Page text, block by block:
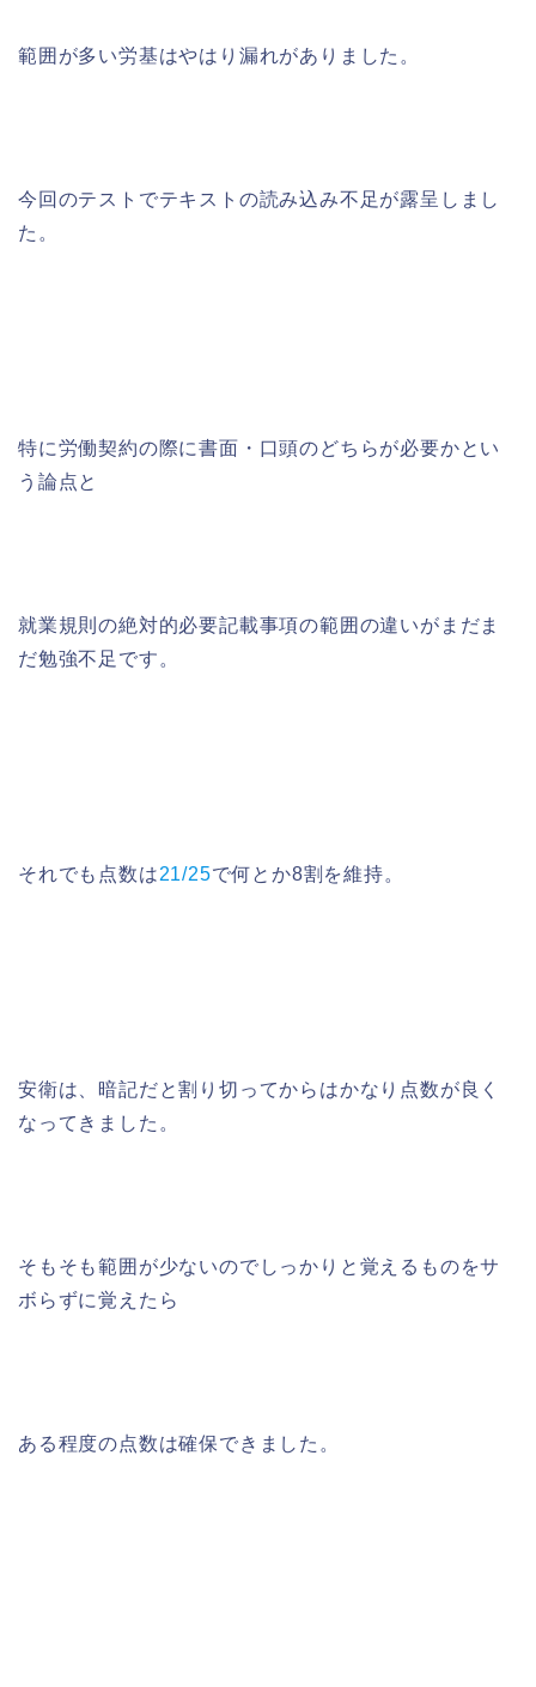
範囲が多い労基はやはり漏れがありました。
今回のテストでテキストの読み込み不足が露呈しまし
た。
特に労働契約の際に書面・口頭のどちらが必要かとい
う論点と
就業規則の絶対的必要記載事項の範囲の違いがまだま
だ勉強不足です。
それでも点数は21/25で何とか8割を維持。
安衛は、暗記だと割り切ってからはかなり点数が良く
なってきました。
そもそも範囲が少ないのでしっかりと覚えるものをサ
ボらずに覚えたら
ある程度の点数は確保できました。